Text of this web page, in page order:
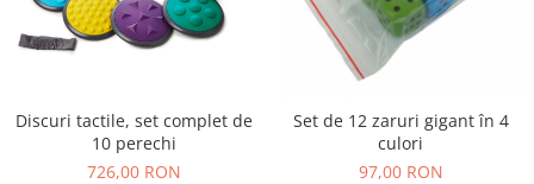
Educatie inovativa
Anatomie
Dezvoltare timpurie
Experimente
Discuri tactile, set complet de
10 perechi
726,00 RON
Set de 12 zaruri gigant în 4
culori
97,00 RON